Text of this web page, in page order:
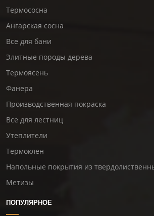
Термососна
Ангарская сосна
Все для бани
Элитные породы дерева
Термоясень
Фанера
Производственная покраска
Все для лестниц
Утеплители
Термоклен
Напольные покрытия из
Метизы
ПОПУЛЯРНОЕ